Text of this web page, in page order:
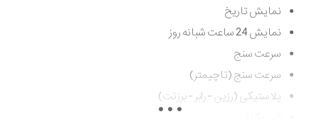
نمایش تاریخ
نمایش 24 ساعت شبانه روز
سرعت سنج
سرعت سنج (تاچیمتر)
پلاستیکی (رزین - رابر - برزنت)